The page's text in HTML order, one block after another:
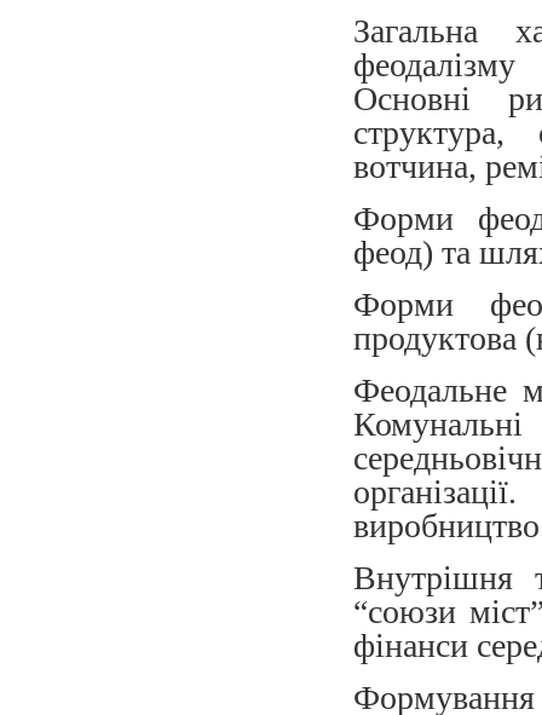
Загальна
феодалізму
Основні
структура,
вотчина,
Форми
феод) та
Форми
продуктова
Феодальне
Внутрішня
“союзи
фінанси